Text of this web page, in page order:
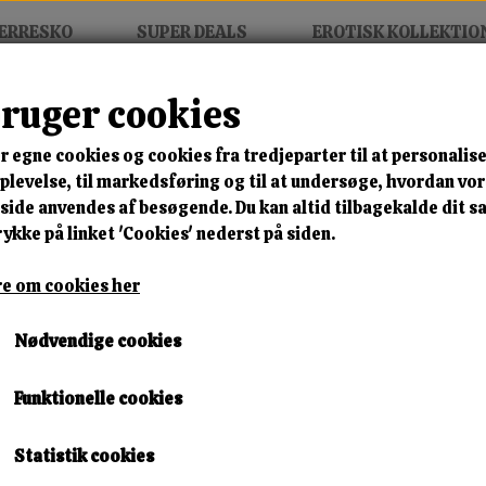
SUPER DEALS EROTISK
Grip Penisfiksering
MIX FRIT • KØB 3 BETAL
Dominans Grip
🎁 SPAR 10 % – KLIK
249,00 kr.
Leveringstid:
Omgående Levering
cookies
egne cookies og cookies fra tredjeparter til at
til markedsføring og til at undersøge, hvordan
anvendes af besøgende. Du kan altid tilbagekalde dit
på linket 'Cookies' nederst på siden.
om cookies her
Nødvendige cookies
Funktionelle cookies
Statistik cookies